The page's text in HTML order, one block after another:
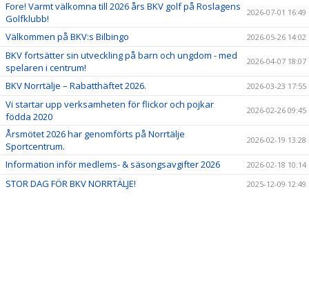
BOKA LOKAL/KONFERENS
WEBBSHOPEN
VISSELBLÅSARFUNKTION
STOLTA SPONSORER
Fore! Varmt välkomna till 2026 års BKV golf på Roslagens
Golfklubb!
2026-07-01 16:49
Välkommen på BKV:s Bilbingo 2026-05-26 14:02
BKV fortsätter sin utveckling på barn och ungdom - med
spelaren i centrum!
2026-04-07 18:07
BKV Norrtälje – Rabatthäftet 2026. 2026-03-23 17:55
Vi startar upp verksamheten för flickor och pojkar
födda 2020
2026-02-26 09:45
Årsmötet 2026 har genomförts på Norrtälje
Sportcentrum.
2026-02-19 13:28
Information inför medlems- & säsongsavgifter 2026 2026-02-18 10:14
STOR DAG FÖR BKV NORRTÄLJE! 2025-12-09 12:49